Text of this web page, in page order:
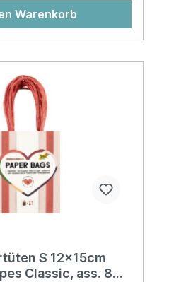
Warenkorb
S 12x15cm
Classic, ass. 8